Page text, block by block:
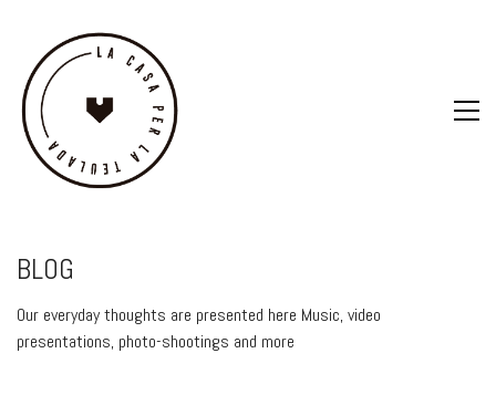
BLOG
Our everyday thoughts are presented here Music, video
presentations, photo-shootings and more